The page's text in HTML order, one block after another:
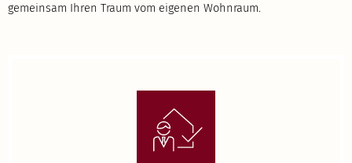
gemeinsam Ihren Traum vom eigenen Wohnraum.